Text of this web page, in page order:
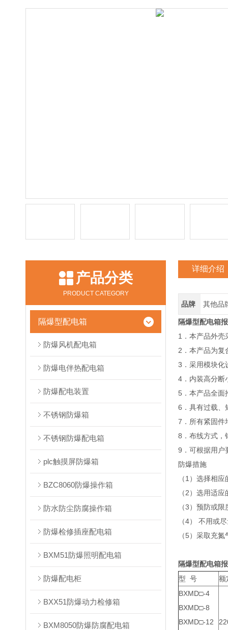
产品分类
PRODUCT CATEGORY
隔爆型配电箱
防爆风机配电箱
防爆电伴热配电箱
防爆配电装置
不锈钢防爆箱
不锈钢防爆配电箱
plc触摸屏防爆箱
BZC8060防爆操作箱
防水防尘防腐操作箱
防爆检修插座配电箱
BXM51防爆照明配电箱
防爆配电柜
BXX51防爆动力检修箱
BXM8050防爆防腐配电箱
详细介绍
品牌 其他品
隔爆型配电箱
1．本产品外壳
2．本产品为复
3．采用模块化
4．内装高分断
5．本产品全面
6．具有过载、
7．所有紧固件
8．布线方式，
9．可根据用户
防爆措施
（1）选择相
（2）选用适
（3）预防或
（4） 不用或
（5）采取充
隔爆型配电箱
型 号
额
BXMD□-4
BXMD□-8
BXMD□-12